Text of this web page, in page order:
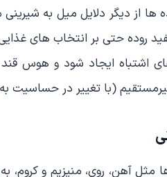
ها از دیگر دلایل میل به
روده حتی بر انتخاب های
اشتباه ایجاد شود و هوس قند
(با تغییر در حساسیت
مثل آهن، روی، منیزیم و